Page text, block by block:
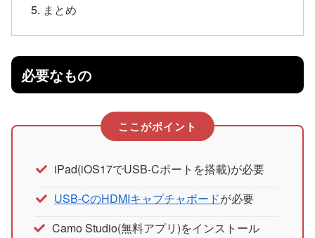
まとめ
必要なもの
ここがポイント
iPad(iOS17でUSB-Cポートを搭載)が必要
USB-CのHDMIキャプチャボードが必要
Camo Studio(無料アプリ)をインストール